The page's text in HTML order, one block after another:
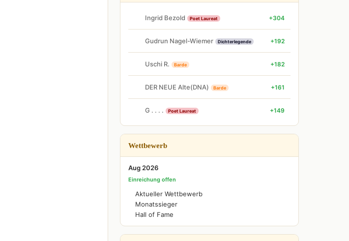
Ingrid Bezold Poet Laureat +304
Gudrun Nagel-Wiemer Dichterlegende +192
Uschi R. Barde +182
DER NEUE Alte(DNA) Barde +161
G . . . . Poet Laureat +149
Wettbewerb
Aug 2026
Einreichung offen
Aktueller Wettbewerb
Monatssieger
Hall of Fame